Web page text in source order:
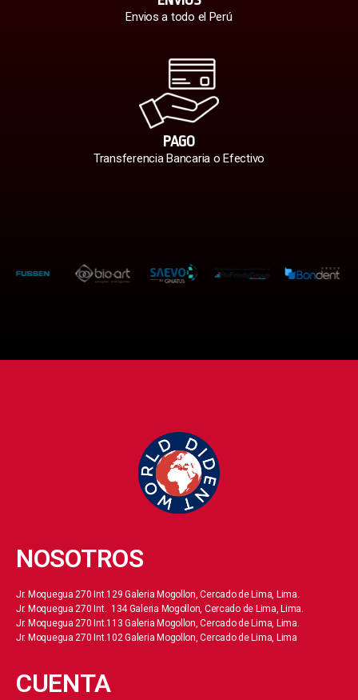
Envios a todo el Perú
PAGO
Transferencia Bancaria o Efectivo
NOSOTROS
Jr. Moquegua 270 Int.129 Galeria Mogollon, Cercado de Lima, Lima.
Jr. Moquegua 270 Int. 134 Galeria Mogollon, Cercado de Lima, Lima.
Jr. Moquegua 270 Int.113 Galeria Mogollon, Cercado de Lima, Lima.
Jr. Moquegua 270 Int.102 Galeria Mogollon, Cercado de Lima, Lima
CUENTA